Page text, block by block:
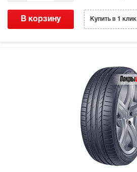
В корзину Купить в 1 клик